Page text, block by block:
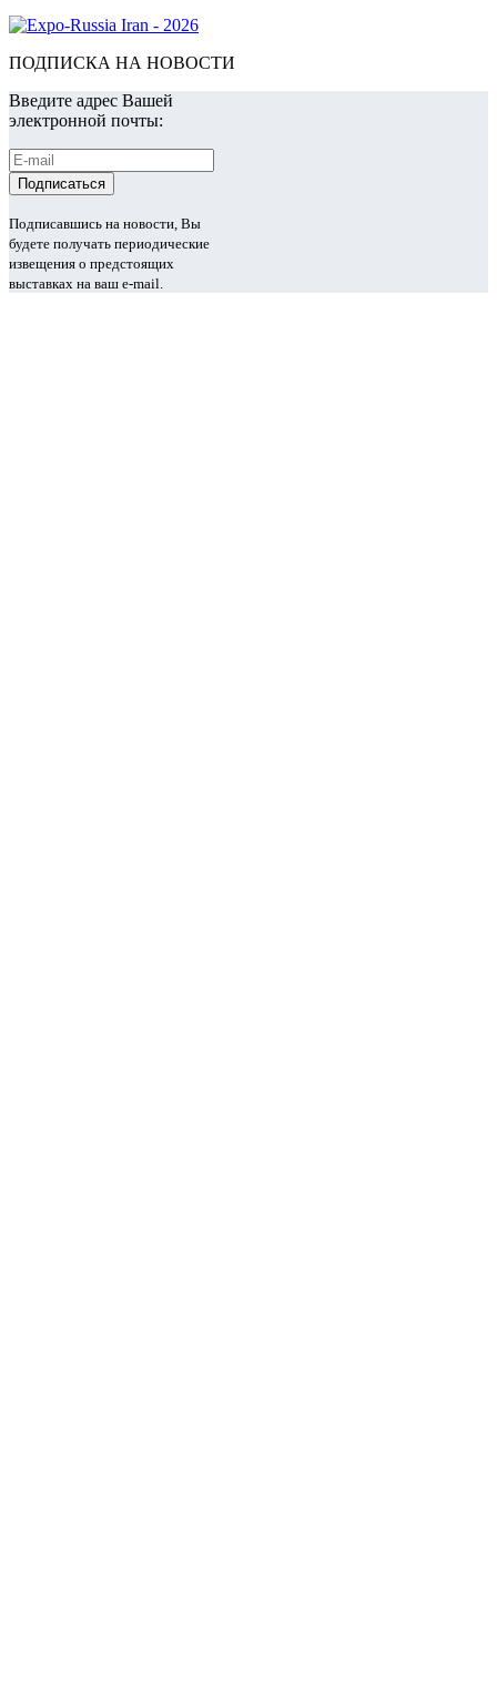
ПОДПИСКА НА НОВОСТИ
Введите адрес Вашей
электронной почты:
Подписавшись на новости, Вы
будете получать периодические
извещения о предстоящих
выставках на ваш e-mail.